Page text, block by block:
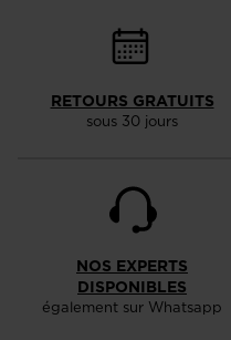
RETOURS GRATUITS
sous 30 jours
NOS EXPERTS
DISPONIBLES
également sur Whatsapp